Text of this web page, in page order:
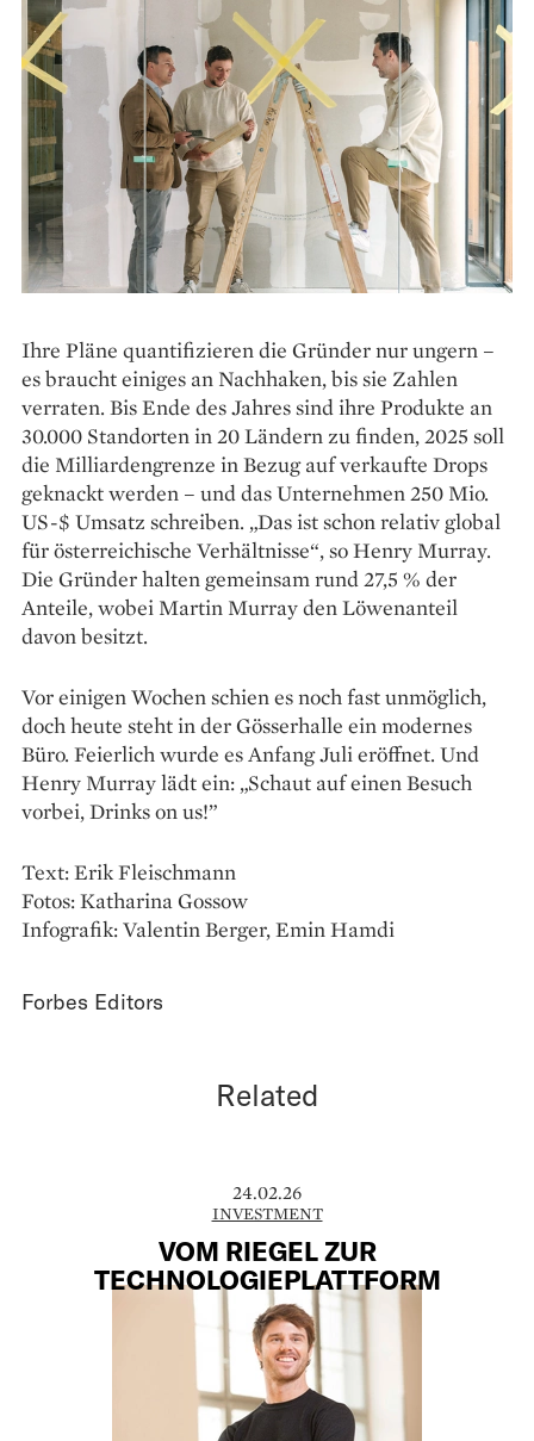
Ihre Pläne quantifizieren die Gründer nur ungern –
es braucht einiges an Nachhaken, bis sie Zahlen
verraten. Bis Ende des Jahres sind ihre Produkte an
30.000 Standorten in 20 Ländern zu finden, 2025 soll
die Milliardengrenze in Bezug auf verkaufte Drops
geknackt werden – und das Unternehmen 250 Mio.
US-$ Umsatz schreiben. „Das ist schon relativ global
für österreichische Verhältnisse“, so Henry Murray.
Die Gründer halten gemeinsam rund 27,5 % der
Anteile, wobei Martin Murray den Löwenanteil
davon besitzt.
Vor einigen Wochen schien es noch fast unmöglich,
doch heute steht in der Gösserhalle ein modernes
Büro. Feierlich wurde es Anfang Juli eröffnet. Und
Henry Murray lädt ein: „Schaut auf einen Besuch
vorbei, Drinks on us!”
Text: Erik Fleischmann
Fotos: Katharina Gossow
Infografik: Valentin Berger, Emin Hamdi
Forbes Editors
Related
24.02.26
INVESTMENT
VOM RIEGEL ZUR
TECHNOLOGIEPLATTFORM